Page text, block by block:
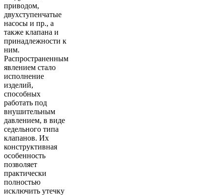
приводом,
двухступенчатые
насосы и пр., а
также клапана и
принадлежности к
ним.
Распространенным
явлением стало
исполнение
изделий,
способных
работать под
внушительным
давлением, в виде
седельного типа
клапанов. Их
конструктивная
особенность
позволяет
практически
полностью
исключить утечку